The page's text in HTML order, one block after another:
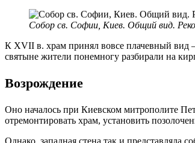
Собор св. Софии, Киев. Общий вид.
К XVII в. храм принял вовсе плачевный вид
святыне жители понемногу разбирали на
Возрождение
Оно началось при Киевском митрополите
отремонтировать храм, установить
Однако, западная стена так и представляла